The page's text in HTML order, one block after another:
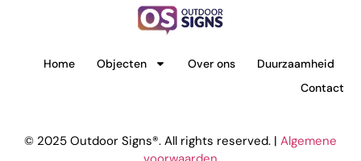
Home Objecten Over ons
Duurzaamheid
Contact
© 2025 Outdoor Signs®. All rights reserved. | Algemene